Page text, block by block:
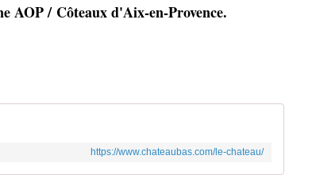
AOP / Côteaux d'Aix-en-Provence.
https://www.chateaubas.com/le-chateau/